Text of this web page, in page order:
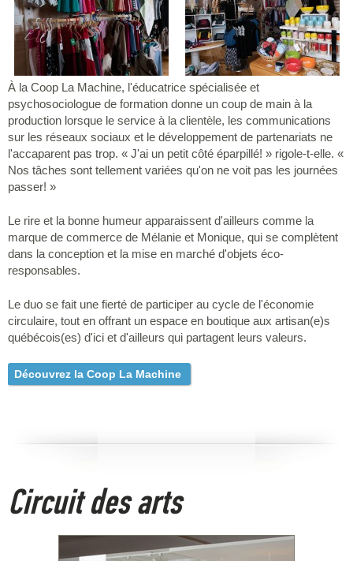
À la Coop La Machine, l'éducatrice spécialisée et
psychosociologue de formation donne un coup de main à la
production lorsque le service à la clientèle, les communications
sur les réseaux sociaux et le développement de partenariats ne
l'accaparent pas trop. « J'ai un petit côté éparpillé! » rigole-t-elle. «
Nos tâches sont tellement variées qu'on ne voit pas les journées
passer! »
Le rire et la bonne humeur apparaissent d'ailleurs comme la
marque de commerce de Mélanie et Monique, qui se complètent
dans la conception et la mise en marché d'objets éco-
responsables.
Le duo se fait une fierté de participer au cycle de l'économie
circulaire, tout en offrant un espace en boutique aux artisan(e)s
québécois(es) d'ici et d'ailleurs qui partagent leurs valeurs.
Découvrez la Coop La Machine
Circuit des arts